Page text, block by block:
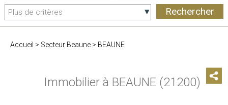
Accueil > Secteur Beaune > BEAUNE
Immobilier à BEAUNE (21200)